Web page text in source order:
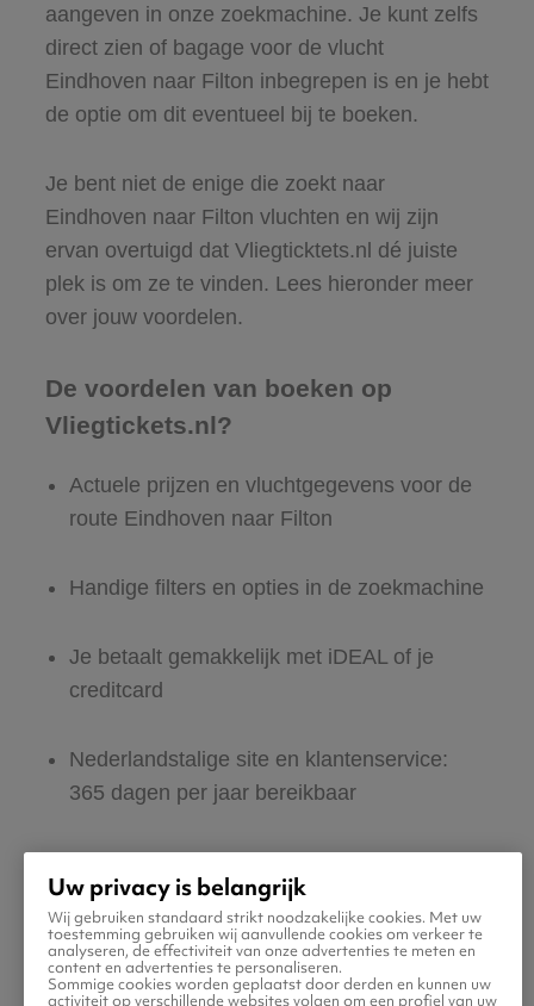
aangeven in onze zoekmachine. Je kunt zelfs
direct zien of bagage voor de vlucht
Eindhoven naar Filton inbegrepen is en je hebt
de optie om dit eventueel bij te boeken.
Je bent niet de enige die zoekt naar
Eindhoven naar Filton vluchten en wij zijn
ervan overtuigd dat Vliegticktets.nl dé juiste
plek is om ze te vinden. Lees hieronder meer
over jouw voordelen.
De voordelen van boeken op
Vliegtickets.nl?
Actuele prijzen en vluchtgegevens voor de
route Eindhoven naar Filton
Handige filters en opties in de zoekmachine
Je betaalt gemakkelijk met iDEAL of je
creditcard
Nederlandstalige site en klantenservice:
365 dagen per jaar bereikbaar
Boek ook direct een hotel of huurauto voor
in Filton
Uw privacy is belangrijk
Wij gebruiken standaard strikt noodzakelijke cookies. Met uw
toestemming gebruiken wij aanvullende cookies om verkeer te
analyseren, de effectiviteit van onze advertenties te meten en
content en advertenties te personaliseren.
Sommige cookies worden geplaatst door derden en kunnen uw
activiteit op verschillende websites volgen om een profiel van uw